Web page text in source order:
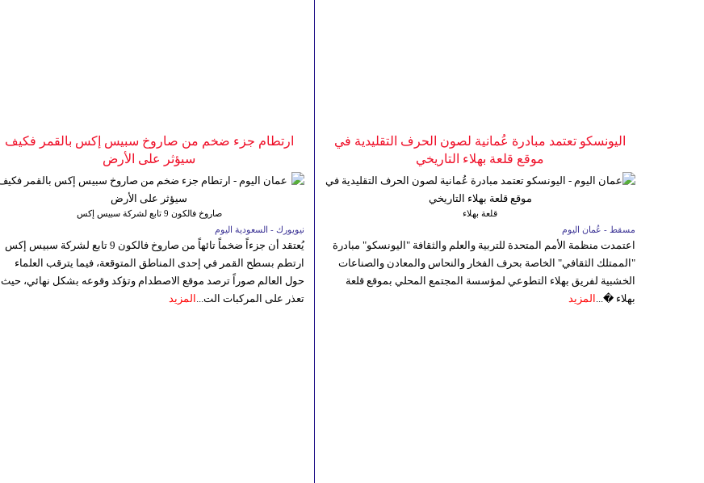
ارتطام جزء ضخم من صاروخ سبيس إكس بالقمر فكيف
سيؤثر على الأرض
صاروخ فالكون 9 تابع لشركة سبيس إكس
نيويورك - السعودية اليوم
يُعتقد أن جزءاً ضخماً تائهاً من صاروخ فالكون 9 تابع لشركة سبيس إكس
ارتطم بسطح القمر في إحدى المناطق المتوقعة، فيما يترقب العلماء
حول العالم صوراً ترصد موقع الاصطدام وتؤكد وقوعه بشكل نهائي، حيث
تعذر على المركبات الت... المزيد
اليونسكو تعتمد مبادرة عُمانية لصون الحرف التقليدية في
موقع قلعة بهلاء التاريخي
قلعة بهلاء
مسقط - عُمان اليوم
اعتمدت منظمة الأمم المتحدة للتربية والعلم والثقافة "اليونسكو" مبادرة
"الممتلك الثقافي" الخاصة بحرف الفخار والنحاس والمعادن والصناعات
الخشبية لفريق بهلاء التطوعي لمؤسسة المجتمع المحلي بموقع قلعة
بهلاء �... المزيد